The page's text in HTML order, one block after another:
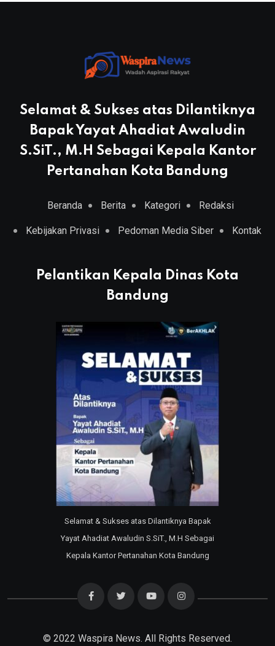
Selamat & Sukses atas Dilantiknya
Bapak Yayat Ahadiat Awaludin
S.SiT., M.H Sebagai Kepala Kantor
Pertanahan Kota Bandung
Beranda Berita Kategori Redaksi
Kebijakan Privasi Pedoman Media Siber Kontak
Pelantikan Kepala Dinas Kota
Bandung
Selamat & Sukses atas Dilantiknya Bapak
Yayat Ahadiat Awaludin S.SiT., M.H Sebagai
Kepala Kantor Pertanahan Kota Bandung
© 2022 Waspira News. All Rights Reserved.